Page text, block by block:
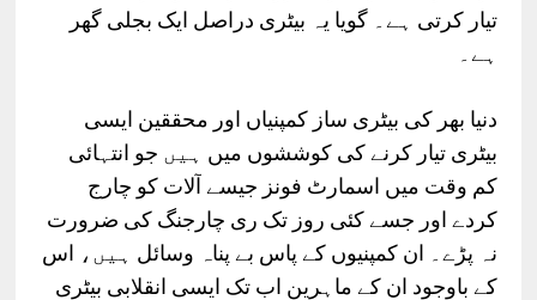
تیار کرتی ہے۔ گویا یہ بیٹری دراصل ایک بجلی گھر
ہے۔
دنیا بھر کی بیٹری ساز کمپنیاں اور محققین ایسی
بیٹری تیار کرنے کی کوششوں میں ہیں جو انتہائی
کم وقت میں اسمارٹ فونز جیسے آلات کو چارج
کردے اور جسے کئی روز تک ری چارجنگ کی ضرورت
نہ
پڑے۔ ان کمپنیوں کے پاس بے پناہ وسائل ہیں، اس
کے باوجود ان کے ماہرین اب تک ایسی انقلابی بیٹری